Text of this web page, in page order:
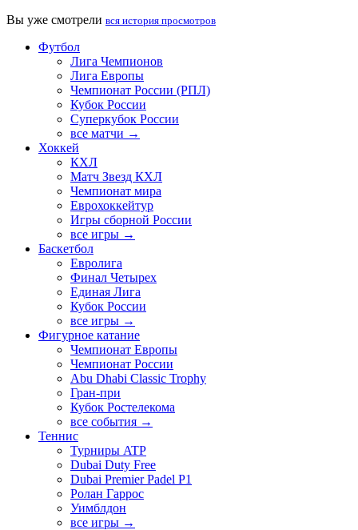
Вы уже смотрели вся история просмотров
Футбол
Лига Чемпионов
Лига Европы
Чемпионат России (РПЛ)
Кубок России
Суперкубок России
все матчи →
Хоккей
КХЛ
Матч Звезд КХЛ
Чемпионат мира
Еврохоккейтур
Игры сборной России
все игры →
Баскетбол
Евролига
Финал Четырех
Единая Лига
Кубок России
все игры →
Фигурное катание
Чемпионат Европы
Чемпионат России
Abu Dhabi Classic Trophy
Гран-при
Кубок Ростелекома
все события →
Теннис
Турниры ATP
Dubai Duty Free
Dubai Premier Padel P1
Ролан Гаррос
Уимблдон
все игры →